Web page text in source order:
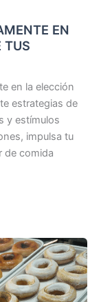
EN
TUS
en la elección
estrategias de
y estímulos
impulsa tu
de comida